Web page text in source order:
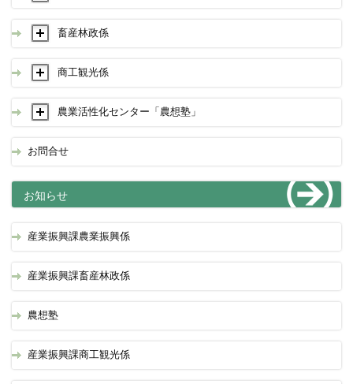
畜産林政係
商工観光係
農業活性化センター「農想塾」
お問合せ
お知らせ
産業振興課農業振興係
産業振興課畜産林政係
農想塾
産業振興課商工観光係